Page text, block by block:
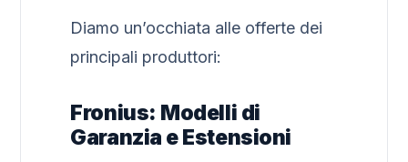
Diamo un’occhiata alle offerte dei
principali produttori:
Fronius: Modelli di
Garanzia e Estensioni